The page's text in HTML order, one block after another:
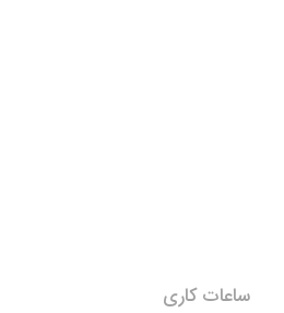
ساعات کاری